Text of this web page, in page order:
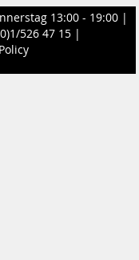
13:00 - 19:00 |
526 47 15 |